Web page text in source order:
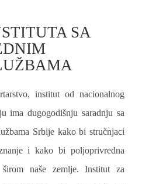
SA
institut od nacionalnog
ima dugogodišnju saradnju sa
Srbije kako bi stručnjaci
i kako bi poljoprivredna
naše zemlje. Institut za